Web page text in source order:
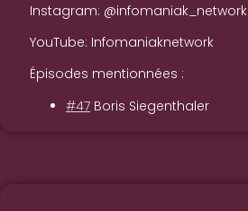
Instagram: @infomaniak_network
YouTube: Infomaniaknetwork
Épisodes mentionnées :
#47 Boris Siegenthaler